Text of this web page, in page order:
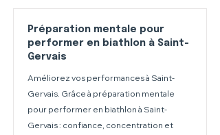
Préparation mentale pour
performer en biathlon à Saint-
Gervais
Améliorez vos performances à Saint-
Gervais. Grâce à préparation mentale
pour performer en biathlon à Saint-
Gervais : confiance, concentration et